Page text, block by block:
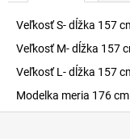
Veľkosť S- dĺžka 157
Veľkosť M- dĺžka 157
Veľkosť L- dĺžka 157
Modelka meria 176